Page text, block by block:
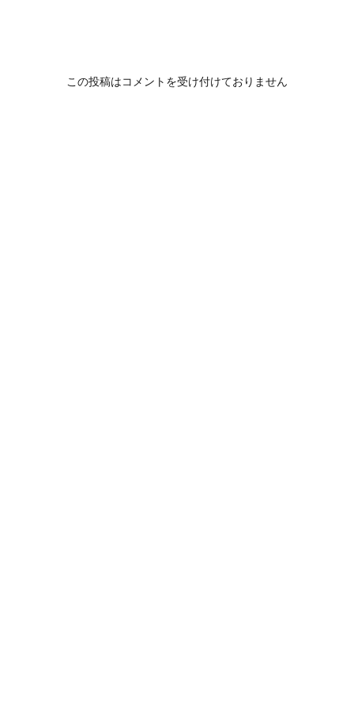
この投稿はコメントを受け付けておりません